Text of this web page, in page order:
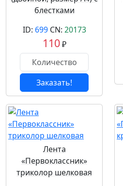
блестками
ID: 699CN: 20173
110₽
Заказать!
Лента
«Первоклассник»
триколор шелковая